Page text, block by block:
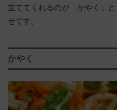
立ててくれるのが「かやく」
せです。
かやく